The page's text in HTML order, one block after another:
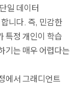
일 데이터
니다. 즉, 민감한
특정 개인이 학습
기는 매우 어렵다는
에서 그래디언트